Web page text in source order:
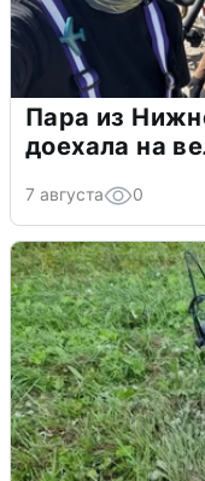
Пара из
доехала на
7 августа 0